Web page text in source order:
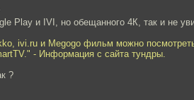
Play и IVI, но обещанного 4К, так и не
ivi.ru и Megogo фильм можно
- Информация с сайта тундры.
?